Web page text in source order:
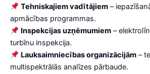
Tehniskajiem vadītājiem–
apmācības programmas.
Inspekcijas uzņēmumiem–
turbīnu inspekcija.
Lauksaimniecības organizācijām–
multispektrālās analīzes pārbaude.